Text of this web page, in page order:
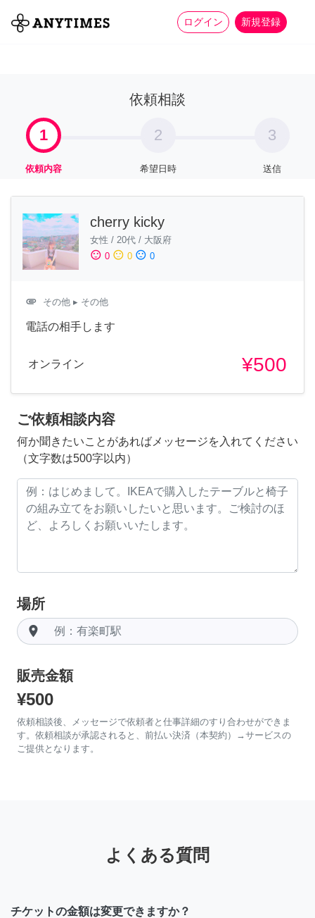
ログイン 新規登録
全て 家事 more_horiz
依頼相談
1
依頼内容
2
希望日時
3
送信
cherry kicky
女性 / 20代 / 大阪府
sentiment_satisfied 0 sentiment_neutral 0 sentiment_dissatisfied 0
attachment その他 ▸ その他
電話の相手します
オンライン ¥500
ご依頼相談内容
何か聞きたいことがあればメッセージを入れてください
（文字数は500字以内）
場所
room
販売金額
¥500
依頼相談後、メッセージで依頼者と仕事詳細のすり合わせができま
す。依頼相談が承認されると、前払い決済（本契約）→サービスの
ご提供となります。
よくある質問
チケットの金額は変更できますか？